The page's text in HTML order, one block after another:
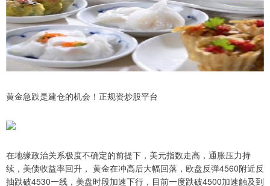
黄金急跌是建仓的机会！正规资炒股平台
在地缘政治关系极度不确定的前提下，美元指数走高，通胀压力持
续，美债收益率回升， 黄金在冲高后大幅回落，欧盘反弹4560附近反
抽跌破4530一线，美盘时段加速下行，目前一度跌破4500加速触及到